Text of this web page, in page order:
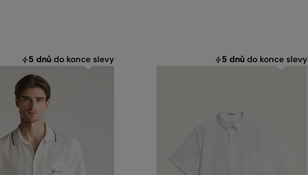
5 dnů do konce slevy 5 dnůdo konce slevy